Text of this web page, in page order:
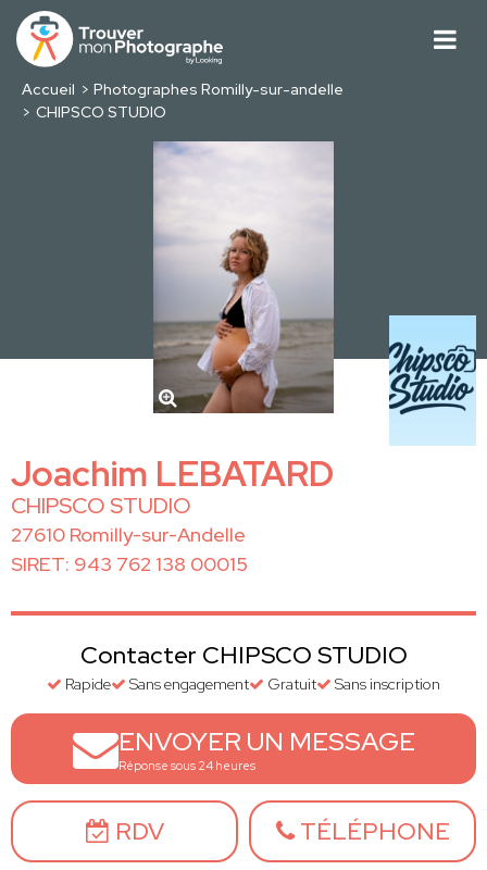
Accueil
Photographes Romilly-sur-andelle
CHIPSCO STUDIO
Joachim LEBATARD
CHIPSCO STUDIO
27610 Romilly-sur-Andelle
SIRET: 943 762 138 00015
Contacter CHIPSCO STUDIO
Rapide Sans engagement Gratuit Sans inscription
ENVOYER UN MESSAGE
Réponse sous 24 heures
RDV TÉLÉPHONE